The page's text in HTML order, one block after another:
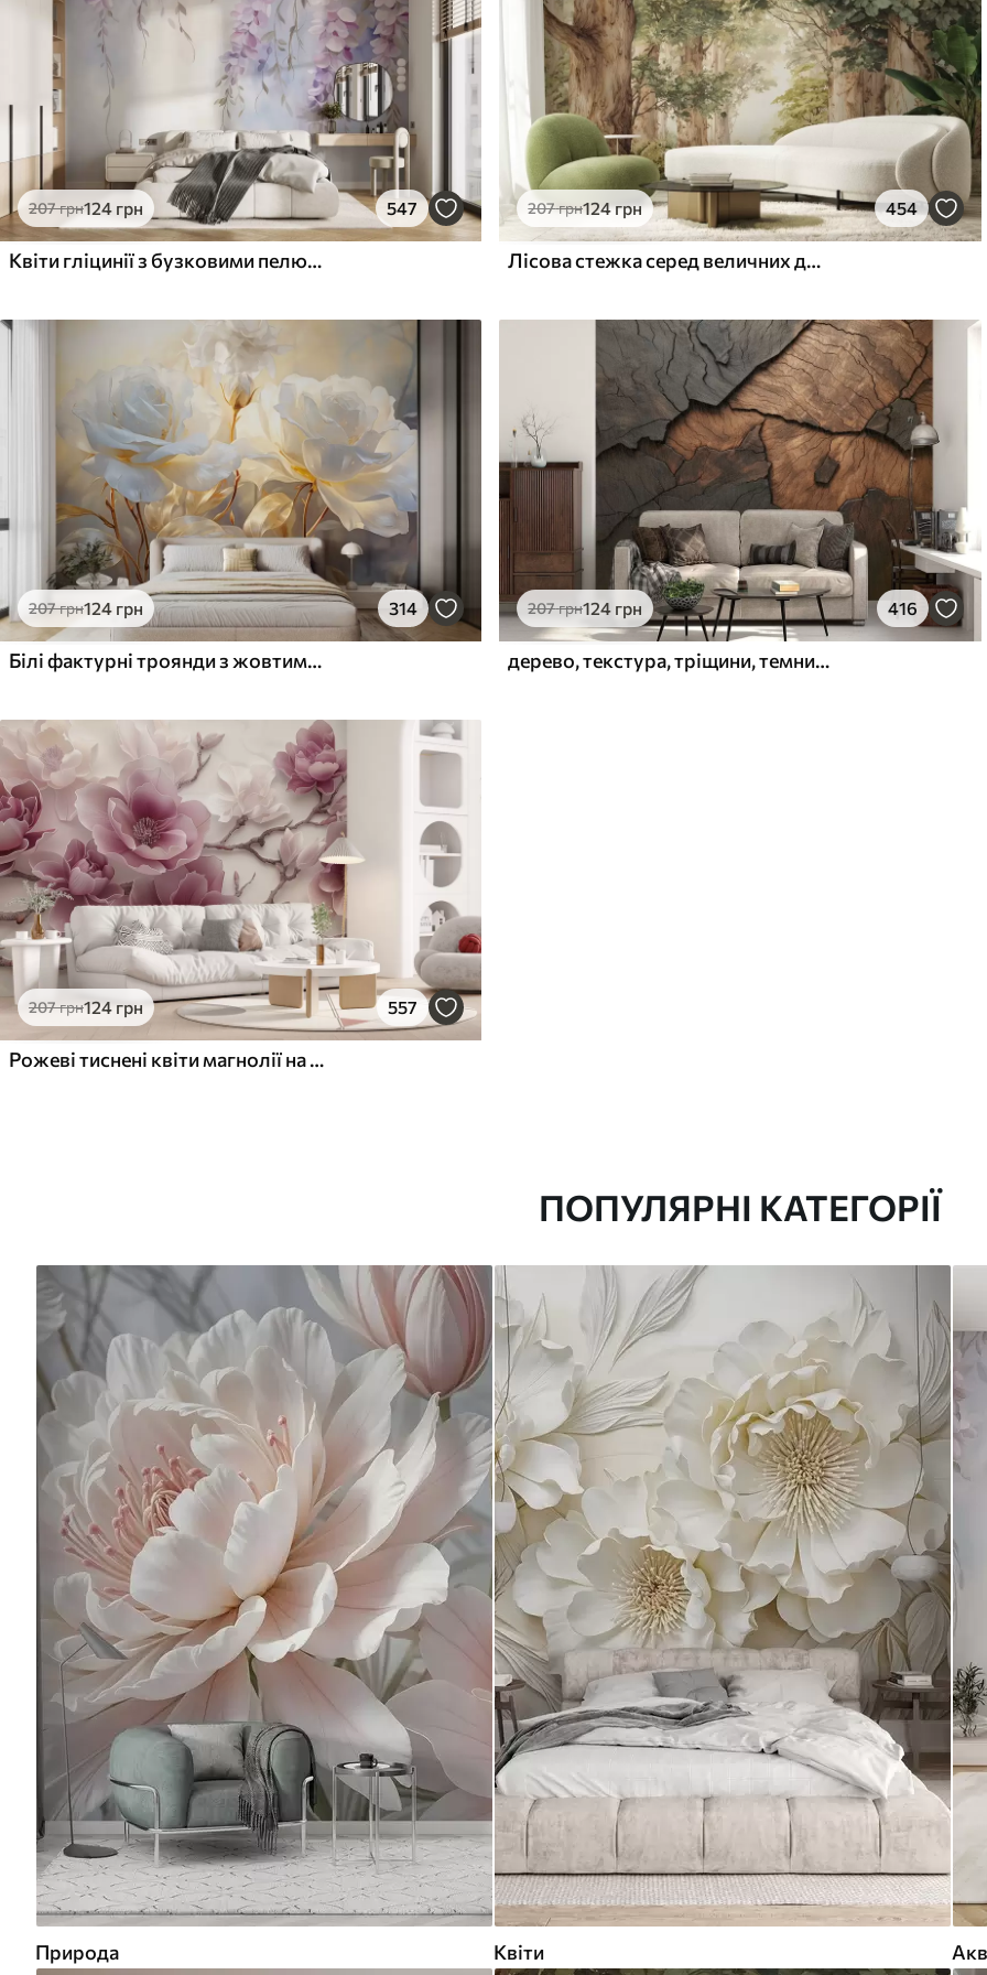
207грн124 грн 547
Квіти гліцинії з бузковими пелюстками та зеленим листям, що звисає з гілок, м'які пастельні кольори, пастельний фон
207грн124грн 454
Лісова стежка серед величних дерев у стилі акварелі
207грн124 грн 314
Білі фактурні троянди з жовтими стеблами і листям, м'яке освітлення, світлий фон з розмитими квітковими формами
207грн124 грн 416
дерево, текстура, тріщини, темний, кора, поверхня
207грн124 грн 557
Рожеві тиснені квіти магнолії на витонченій гілці
ПОПУЛЯРНІ КАТЕГОРІЇ
Природа Квіти